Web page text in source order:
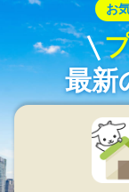
お
最新